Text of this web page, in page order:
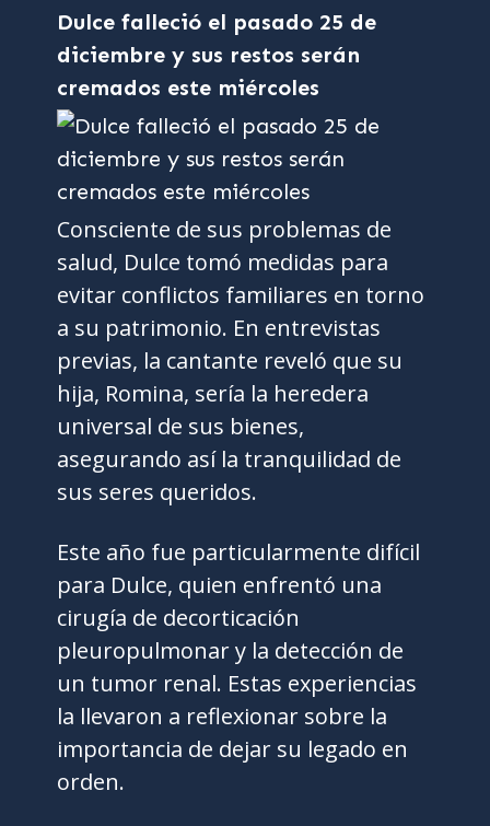
Dulce falleció el pasado 25 de
diciembre y sus restos serán
cremados este miércoles
Consciente de sus problemas de
salud, Dulce tomó medidas para
evitar conflictos familiares en torno
a su patrimonio. En entrevistas
previas, la cantante reveló que su
hija, Romina, sería la heredera
universal de sus bienes,
asegurando así la tranquilidad de
sus seres queridos.
Este año fue particularmente difícil
para Dulce, quien enfrentó una
cirugía de decorticación
pleuropulmonar y la detección de
un tumor renal. Estas experiencias
la llevaron a reflexionar sobre la
importancia de dejar su legado en
orden.